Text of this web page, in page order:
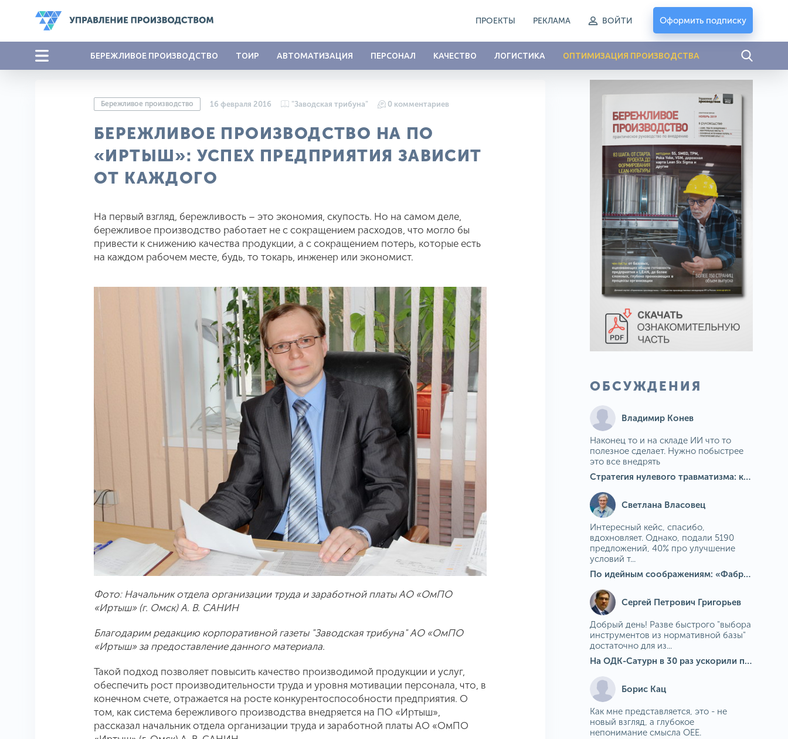
ПРОЕКТЫ РЕКЛАМА ВОЙТИ Оформить подписку
БЕРЕЖЛИВОЕ ПРОИЗВОДСТВО ТОИР АВТОМАТИЗАЦИЯ ПЕРСОНАЛ КАЧЕСТВО ЛОГИСТИКА ОПТИМИЗАЦИЯ ПРОИЗВОДСТВА
Бережливое производство 16 февраля 2016 "Заводская трибуна" 0 комментариев
БЕРЕЖЛИВОЕ ПРОИЗВОДСТВО НА ПО
«ИРТЫШ»: УСПЕХ ПРЕДПРИЯТИЯ ЗАВИСИТ
ОТ КАЖДОГО
На первый взгляд, бережливость – это экономия, скупость. Но на самом деле,
бережливое производство работает не с сокращением расходов, что могло бы
привести к снижению качества продукции, а с сокращением потерь, которые есть
на каждом рабочем месте, будь, то токарь, инженер или экономист.
Фото: Начальник отдела организации труда и заработной платы АО «ОмПО
«Иртыш» (г. Омск) А. В. САНИН
Благодарим редакцию корпоративной газеты "Заводская трибуна" АО «ОмПО
«Иртыш» за предоставление данного материала.
Такой подход позволяет повысить качество производимой продукции и услуг,
обеспечить рост производительности труда и уровня мотивации персонала, что, в
конечном счете, отражается на росте конкурентоспособности предприятия. О
том, как система бережливого производства внедряется на ПО «Иртыш»,
рассказал начальник отдела организации труда и заработной платы АО «ОмПО
ОБСУЖДЕНИЯ
Владимир Конев
Наконец то и на складе ИИ что то
полезное сделает. Нужно побыстрее
это все внедрять
Стратегия нулевого травматизма: как ИИ-камеры Camkord снижают риск наезда на пешехода при работе на погрузчике
Светлана Власовец
Интересный кейс, спасибо,
вдохновляет. Однако, подали 5190
предложений, 40% про улучшение
условий т...
По идейным соображениям: «Фабрика идей» на МГОКе
Сергей Петрович Григорьев
Добрый день! Разве быстрого "выбора
инструментов из нормативной базы"
достаточно для из...
На ОДК-Сатурн в 30 раз ускорили подбор средств измерения для контроля качества продукции
Борис Кац
Как мне представляется, это - не
новый взгляд, а глубокое
непонимание смысла OEE.